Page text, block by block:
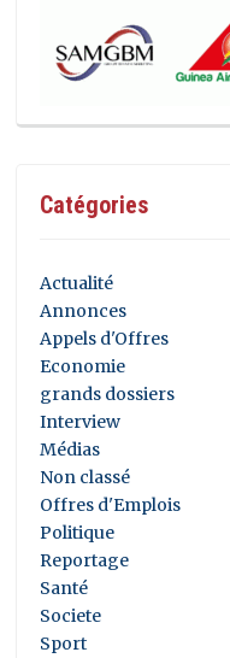
Catégories
Actualité
Annonces
Appels d'Offres
Economie
grands dossiers
Interview
Médias
Non classé
Offres d'Emplois
Politique
Reportage
Santé
Societe
Sport